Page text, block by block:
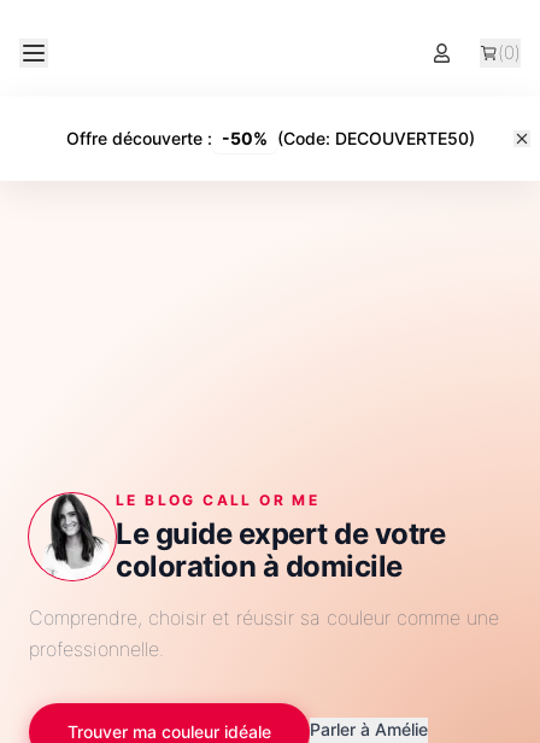
(0)
Offre découverte: -50% (Code: DECOUVERTE50)
LE BLOG CALL OR ME
Le guide expert de votre
coloration à domicile
Comprendre, choisir et réussir sa couleur comme une
professionnelle.
Trouver ma couleur idéale Parler à Amélie